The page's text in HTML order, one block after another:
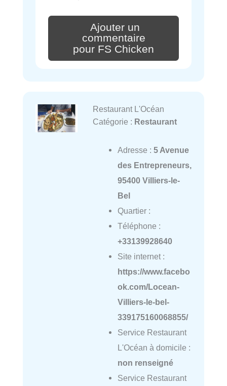
Ajouter un
commentaire
pour FS Chicken
Restaurant L'Océan
Catégorie : Restaurant
Adresse : 5 Avenue
des Entrepreneurs,
95400 Villiers-le-
Bel
Quartier :
Téléphone :
+33139928640
Site internet :
https://www.facebo
ok.com/Locean-
Villiers-le-bel-
339175160068855/
Service Restaurant
L'Océan à domicile :
non renseigné
Service Restaurant